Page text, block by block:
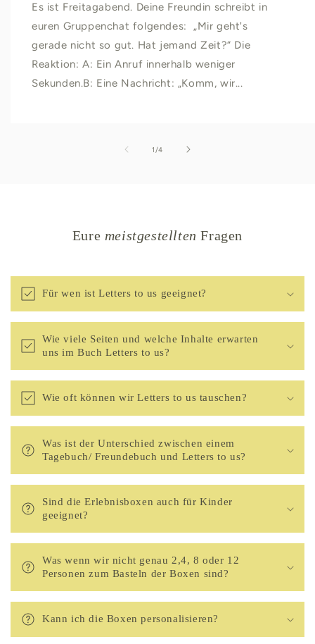
Es ist Freitagabend. Deine Freundin schreibt in
euren Gruppenchat folgendes: „Mir geht's
gerade nicht so gut. Hat jemand Zeit?“ Die
Reaktion: A: Ein Anruf innerhalb weniger
Sekunden.B: Eine Nachricht: „Komm, wir...
1 /von
4
Eure meistgestellten Fragen
Für wen ist Letters to us geeignet?
Wie viele Seiten und welche Inhalte erwarten
uns im Buch Letters to us?
Wie oft können wir Letters to us tauschen?
Was ist der Unterschied zwischen einem
Tagebuch/ Freundebuch und Letters to us?
Sind die Erlebnisboxen auch für Kinder
geeignet?
Was wenn wir nicht genau 2,4, 8 oder 12
Personen zum Basteln der Boxen sind?
Kann ich die Boxen personalisieren?